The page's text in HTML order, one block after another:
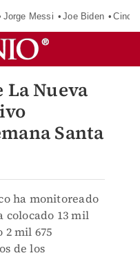
Jorge Messi Joe Biden
Nueva
Santa
ha monitoreado
colocado 13 mil
2 mil 675
de los